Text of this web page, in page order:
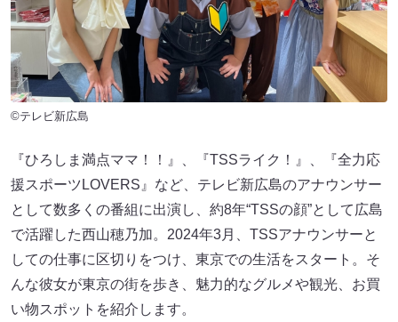
©テレビ新広島
『ひろしま満点ママ！！』、『TSSライク！』、『全力応
援スポーツLOVERS』など、テレビ新広島のアナウンサー
として数多くの番組に出演し、約8年“TSSの顔”として広島
で活躍した西山穂乃加。2024年3月、TSSアナウンサーと
しての仕事に区切りをつけ、東京での生活をスタート。そ
んな彼女が東京の街を歩き、魅力的なグルメや観光、お買
い物スポットを紹介します。